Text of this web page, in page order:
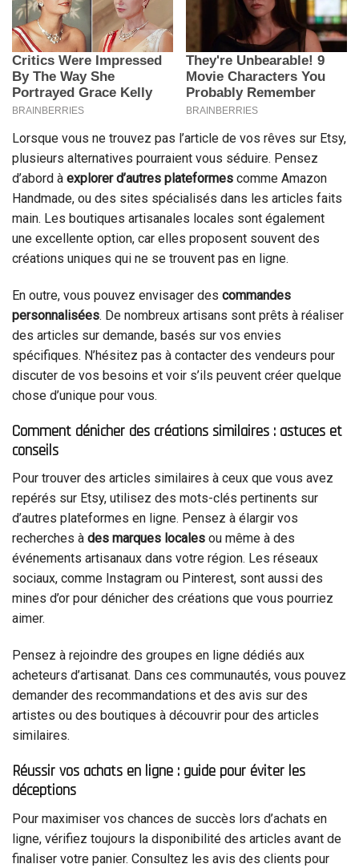
Lorsque vous ne trouvez pas l’article de vos rêves sur Etsy,
plusieurs alternatives pourraient vous séduire. Pensez
d’abord à explorer d’autres plateformes comme Amazon
Handmade, ou des sites spécialisés dans les articles faits
main. Les boutiques artisanales locales sont également
une excellente option, car elles proposent souvent des
créations uniques qui ne se trouvent pas en ligne.
En outre, vous pouvez envisager des commandes
personnalisées. De nombreux artisans sont prêts à réaliser
des articles sur demande, basés sur vos envies
spécifiques. N’hésitez pas à contacter des vendeurs pour
discuter de vos besoins et voir s’ils peuvent créer quelque
chose d’unique pour vous.
Comment dénicher des créations similaires : astuces et
conseils
Pour trouver des articles similaires à ceux que vous avez
repérés sur Etsy, utilisez des mots-clés pertinents sur
d’autres plateformes en ligne. Pensez à élargir vos
recherches à des marques locales ou même à des
événements artisanaux dans votre région. Les réseaux
sociaux, comme Instagram ou Pinterest, sont aussi des
mines d’or pour dénicher des créations que vous pourriez
aimer.
Pensez à rejoindre des groupes en ligne dédiés aux
acheteurs d’artisanat. Dans ces communautés, vous pouvez
demander des recommandations et des avis sur des
artistes ou des boutiques à découvrir pour des articles
similaires.
Réussir vos achats en ligne : guide pour éviter les
déceptions
Pour maximiser vos chances de succès lors d’achats en
ligne, vérifiez toujours la disponibilité des articles avant de
finaliser votre panier. Consultez les avis des clients pour